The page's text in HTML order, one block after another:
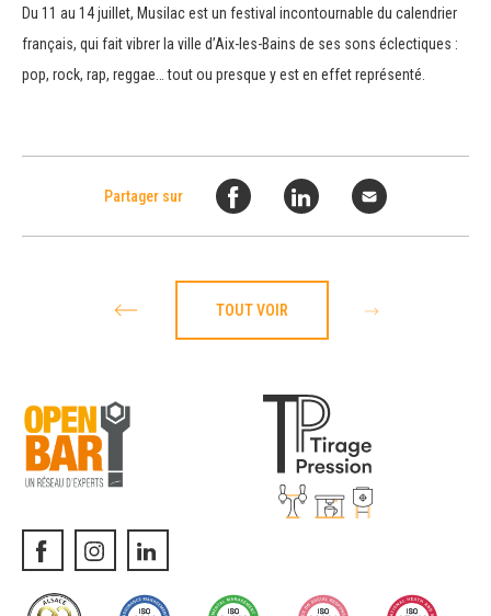
Du 11 au 14 juillet, Musilac est un festival incontournable du calendrier
français, qui fait vibrer la ville d’Aix-les-Bains de ses sons éclectiques :
pop, rock, rap, reggae… tout ou presque y est en effet représenté.
Partager sur
TOUT VOIR